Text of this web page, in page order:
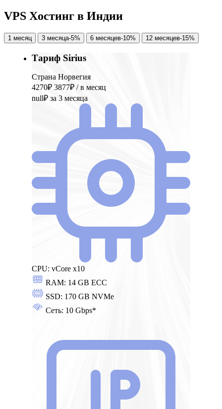
VPS Хостинг в Индии
1 месяц 3 месяца-5% 6 месяцев-10% 12 месяцев-15%
Тариф Sirius
Страна Норвегия
4270₽ 3877₽ / в месяц
null₽ за 3 месяца
CPU: vCore x10
RAM: 14 GB ECC
SSD: 170 GB NVMe
Сеть: 10 Gbps*